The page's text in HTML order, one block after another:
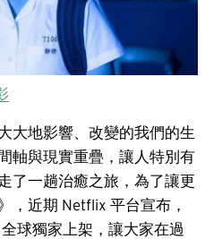
大地影響、改變的我們的生
軸與現實重疊，讓人特別有
了一趟治癒之旅，為了讓更
，近期 Netflix 平台宣布，
球獨家上架，讓大家在過